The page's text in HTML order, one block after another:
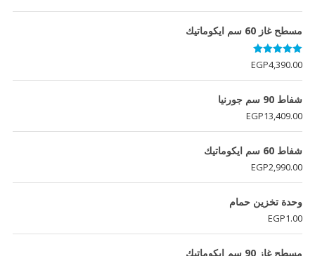
مسطح غاز 60 سم ايكوماتيك
تم التقييم
5.00من 5EGP4,390.00
شفاط 90 سم جورنيا
EGP13,409.00
شفاط 60 سم ايكوماتيك
EGP2,990.00
وحدة تخزين حمام
EGP1.00
مسطح غاز 90 سم ايكوماتيك